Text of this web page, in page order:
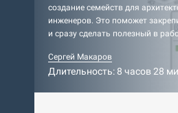
создание семейств для
инженеров. Это поможет
и сразу сделать полезный в
Сергей Макаров
Длительность: 8 часов 28